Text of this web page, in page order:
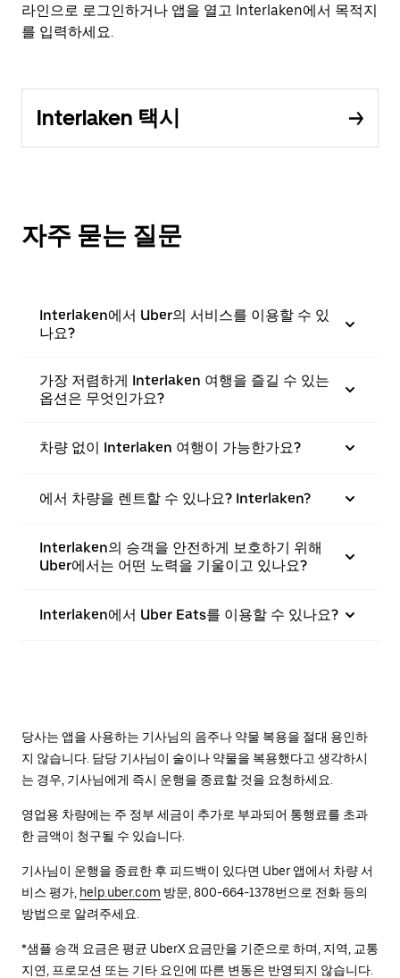
라인으로 로그인하거나 앱을 열고 Interlaken에서 목적지
를 입력하세요.
Interlaken 택시
자주 묻는 질문
Interlaken에서 Uber의 서비스를 이용할 수 있
나요?
가장 저렴하게 Interlaken 여행을 즐길 수 있는
옵션은 무엇인가요?
차량 없이 Interlaken 여행이 가능한가요?
에서 차량을 렌트할 수 있나요? Interlaken?
Interlaken의 승객을 안전하게 보호하기 위해
Uber에서는 어떤 노력을 기울이고 있나요?
Interlaken에서 Uber Eats를 이용할 수 있나요?
당사는 앱을 사용하는 기사님의 음주나 약물 복용을 절대 용인하
지 않습니다. 담당 기사님이 술이나 약물을 복용했다고 생각하시
는 경우, 기사님에게 즉시 운행을 종료할 것을 요청하세요.
영업용 차량에는 주 정부 세금이 추가로 부과되어 통행료를 초과
한 금액이 청구될 수 있습니다.
기사님이 운행을 종료한 후 피드백이 있다면 Uber 앱에서 차량 서
비스 평가, help.uber.com 방문, 800-664-1378번으로 전화 등의
방법으로 알려주세요.
*샘플 승객 요금은 평균 UberX 요금만을 기준으로 하며, 지역, 교통
지연, 프로모션 또는 기타 요인에 따른 변동은 반영되지 않습니다.